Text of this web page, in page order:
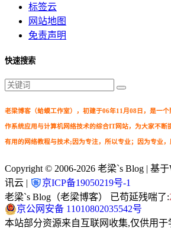
标签云
网站地图
免责声明
快速搜索
老梁博客（蛤蟆工作室），初建于06年11月08日，是一个
作系统应用与计算机网络技术的综合IT网站，为大家不断
有用的网络教程与技术;因为专注，所以专业；因为专业，
Copyright © 2006-2026 老梁`s Blog | 基于
讯云 |
京ICP备19050219号-1
老梁`s Blog（老梁博客） 已苟延残喘了:
京公网安备 11010802035542号
本站部分资源来自互联网收集,仅供用